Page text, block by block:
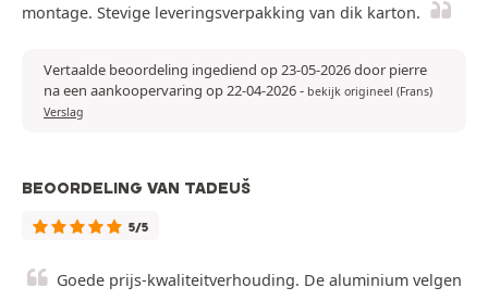
montage. Stevige leveringsverpakking van dik karton.
Vertaalde beoordeling ingediend op 23-05-2026 door pierre
na een aankoopervaring op 22-04-2026- bekijk origineel (Frans)
Verslag
BEOORDELING VAN TADEUŠ
5/5
Goede prijs-kwaliteitverhouding. De aluminium velgen